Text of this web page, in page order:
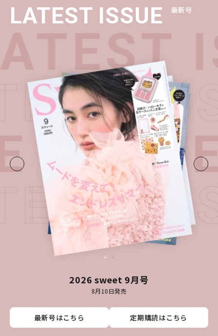
LATEST ISSUE 最新号
2026 sweet 9月号
8月10日発売
最新号はこちら 定期購読はこちら
最新号はこちら 定期購読はこちら
最新号はこちら 定期購読はこちら
最新号はこちら 定期購読はこちら